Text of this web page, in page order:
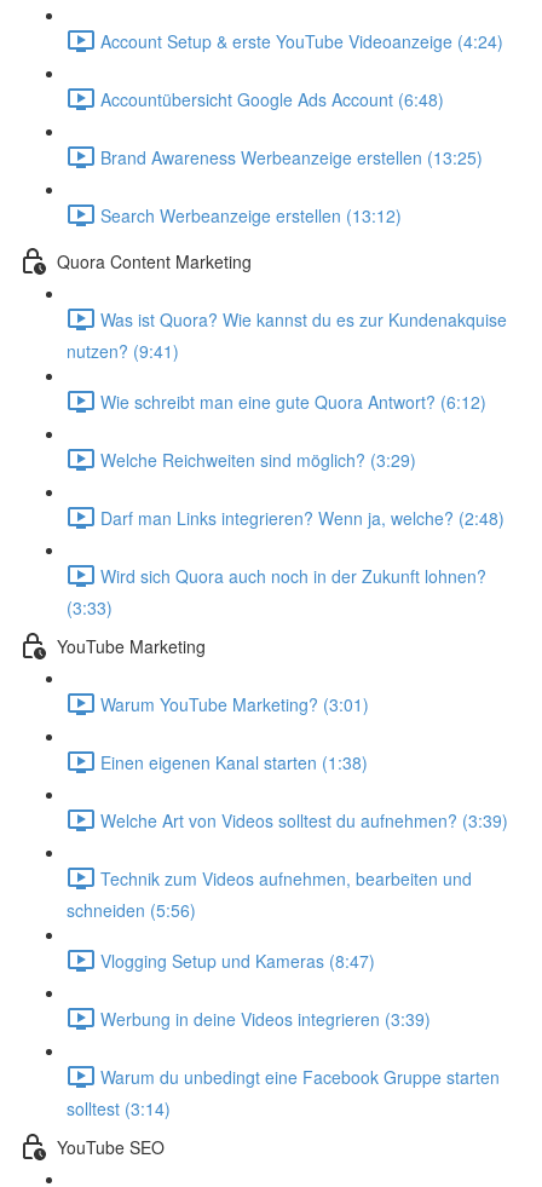
Account Setup & erste YouTube Videoanzeige (4:24)
Accountübersicht Google Ads Account (6:48)
Brand Awareness Werbeanzeige erstellen (13:25)
Search Werbeanzeige erstellen (13:12)
Quora Content Marketing
Was ist Quora? Wie kannst du es zur Kundenakquise
nutzen? (9:41)
Wie schreibt man eine gute Quora Antwort? (6:12)
Welche Reichweiten sind möglich? (3:29)
Darf man Links integrieren? Wenn ja, welche? (2:48)
Wird sich Quora auch noch in der Zukunft lohnen?
(3:33)
YouTube Marketing
Warum YouTube Marketing? (3:01)
Einen eigenen Kanal starten (1:38)
Welche Art von Videos solltest du aufnehmen? (3:39)
Technik zum Videos aufnehmen, bearbeiten und
schneiden (5:56)
Vlogging Setup und Kameras (8:47)
Werbung in deine Videos integrieren (3:39)
Warum du unbedingt eine Facebook Gruppe starten
solltest (3:14)
YouTube SEO